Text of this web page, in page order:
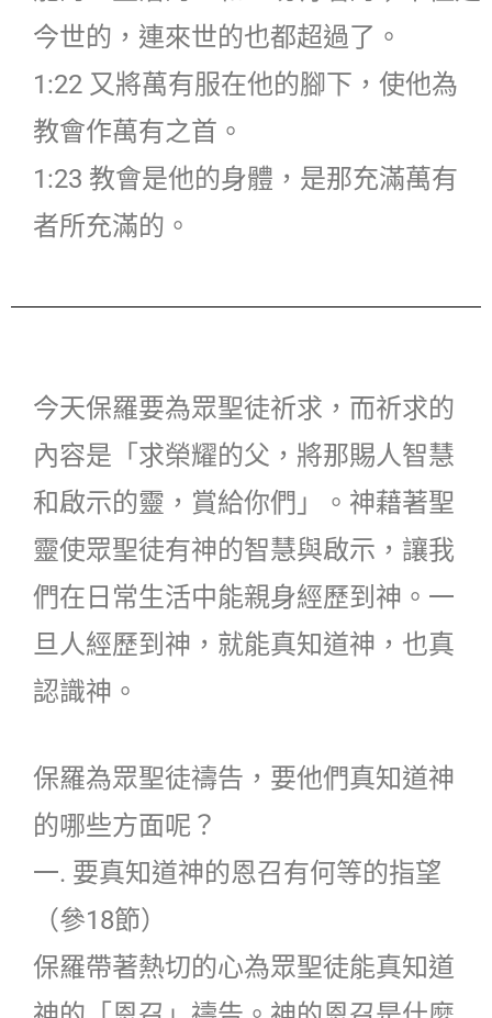
今世的，連來世的也都超過了。
1:22 又將萬有服在他的腳下，使他為
教會作萬有之首。
1:23 教會是他的身體，是那充滿萬有
者所充滿的。
今天保羅要為眾聖徒祈求，而祈求的
內容是「求榮耀的父，將那賜人智慧
和啟示的靈，賞給你們」。神藉著聖
靈使眾聖徒有神的智慧與啟示，讓我
們在日常生活中能親身經歷到神。一
旦人經歷到神，就能真知道神，也真
認識神。
保羅為眾聖徒禱告，要他們真知道神
的哪些方面呢？
一. 要真知道神的恩召有何等的指望
（參18節）
保羅帶著熱切的心為眾聖徒能真知道